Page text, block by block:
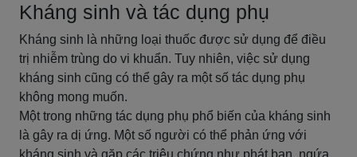
Kháng sinh và tác dụng phụ
Kháng sinh là những loại thuốc được sử dụng để điều
trị nhiễm trùng do vi khuẩn. Tuy nhiên, việc sử dụng
kháng sinh cũng có thể gây ra một số tác dụng phụ
không mong muốn.
Một trong những tác dụng phụ phổ biến của kháng sinh
là gây ra dị ứng. Một số người có thể phản ứng với
kháng sinh và gặp các triệu chứng như phát ban, ngứa